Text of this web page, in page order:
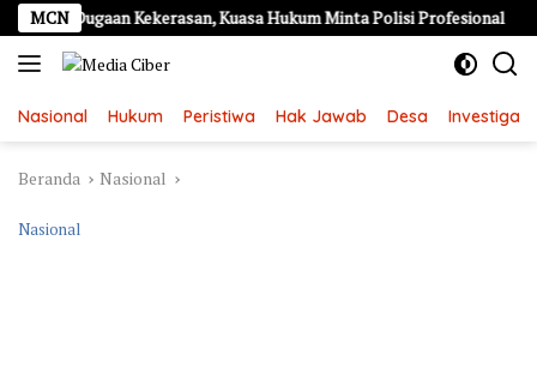
Langsung
ke
konten
MCN
Dugaan Kekerasan, Kuasa Hukum Minta Polisi Profesional
Nasional Hukum Peristiwa Hak Jawab Desa Investigasi
Beranda Nasional
Nasional